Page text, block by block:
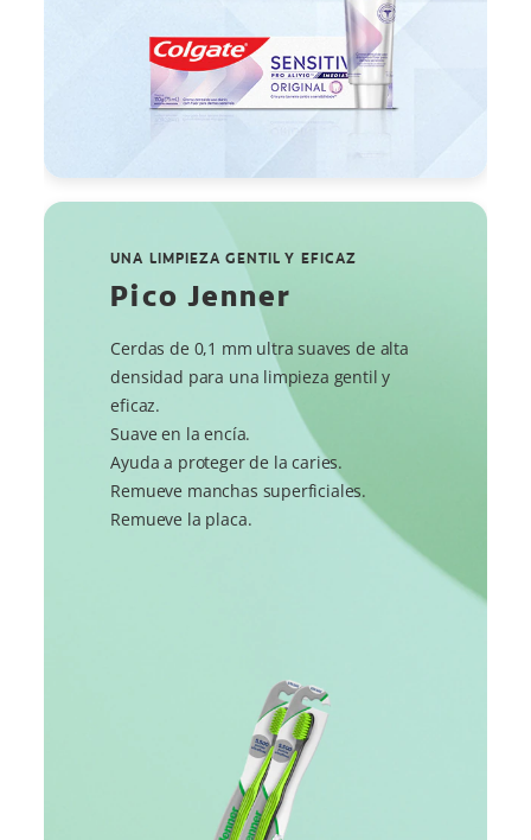
UNA LIMPIEZA GENTIL Y EFICAZ
Pico Jenner
Cerdas de 0,1 mm ultra suaves de alta
densidad para una limpieza gentil y
eficaz.
Suave en la encía.
Ayuda a proteger de la caries.
Remueve manchas superficiales.
Remueve la placa.